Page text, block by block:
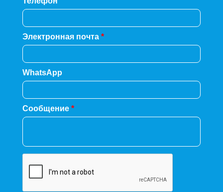
Электронная почта *
WhatsApp
Сообщение *